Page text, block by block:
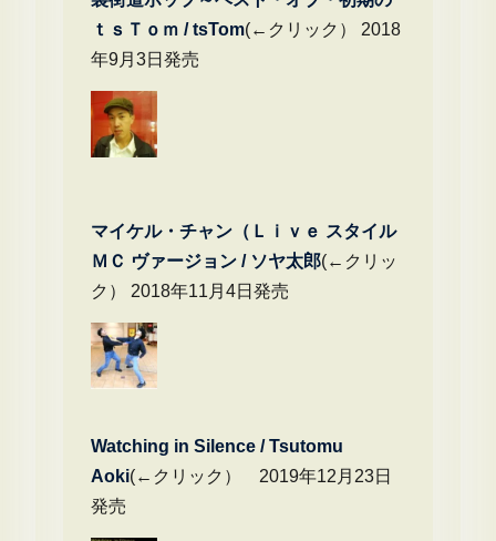
ｔｓＴｏｍ / tsTom(←クリック） 2018
年9月3日発売
マイケル・チャン（Ｌｉｖｅ スタイル
ＭＣ ヴァージョン / ソヤ太郎(←クリッ
ク） 2018年11月4日発売
Watching in Silence / Tsutomu
Aoki(←クリック） 2019年12月23日
発売